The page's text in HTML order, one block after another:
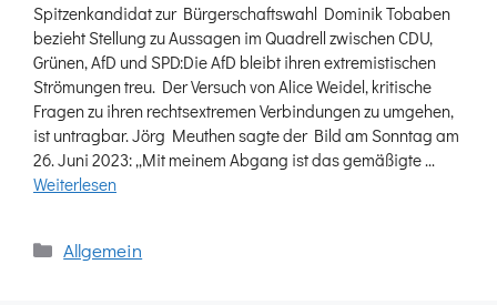
Spitzenkandidat zur Bürgerschaftswahl Dominik Tobaben
bezieht Stellung zu Aussagen im Quadrell zwischen CDU,
Grünen, AfD und SPD:Die AfD bleibt ihren extremistischen
Strömungen treu. Der Versuch von Alice Weidel, kritische
Fragen zu ihren rechtsextremen Verbindungen zu umgehen,
ist untragbar. Jörg Meuthen sagte der Bild am Sonntag am
26. Juni 2023: „Mit meinem Abgang ist das gemäßigte …
Weiterlesen
Kategorien
Allgemein